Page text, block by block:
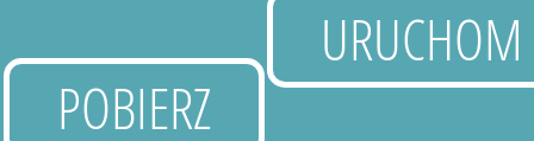
POBIERZ
URUCHOM